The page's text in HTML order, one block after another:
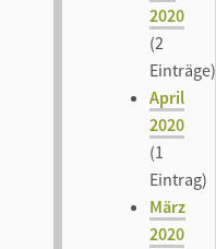
2020
(2
Einträge)
April
2020
(1
Eintrag)
März
2020